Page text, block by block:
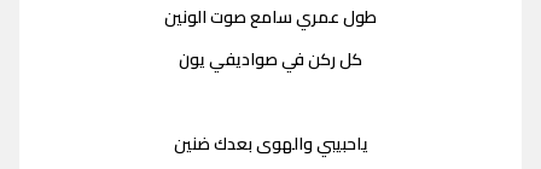
طول عمري سامع صوت الونين
كل ركن في صواديفي يون
ياحبيبي والهوى بعدك ضنين